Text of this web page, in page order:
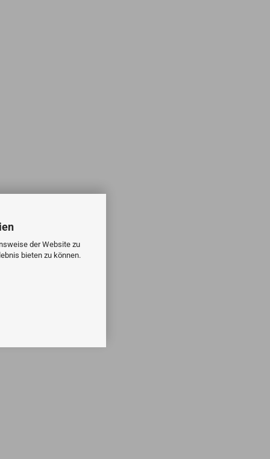
der Website zu
bieten zu können.